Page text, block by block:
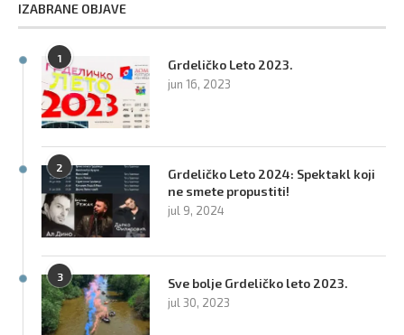
IZABRANE OBJAVE
1 Grdeličko Leto 2023.
jun 16, 2023
2
Grdeličko Leto 2024: Spektakl koji
ne smete propustiti!
jul 9, 2024
3 Sve bolje Grdeličko leto 2023.
jul 30, 2023